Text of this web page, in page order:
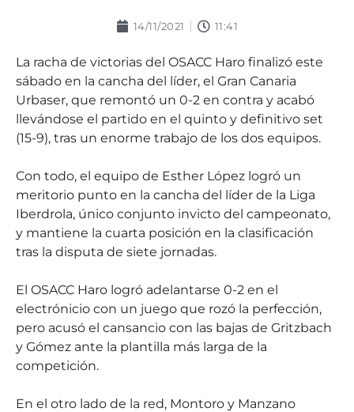
14/11/2021 11:41
La racha de victorias del OSACC Haro finalizó este
sábado en la cancha del líder, el Gran Canaria
Urbaser, que remontó un 0-2 en contra y acabó
llevándose el partido en el quinto y definitivo set
(15-9), tras un enorme trabajo de los dos equipos.
Con todo, el equipo de Esther López logró un
meritorio punto en la cancha del líder de la Liga
Iberdrola, único conjunto invicto del campeonato,
y mantiene la cuarta posición en la clasificación
tras la disputa de siete jornadas.
El OSACC Haro logró adelantarse 0-2 en el
electrónicio con un juego que rozó la perfección,
pero acusó el cansancio con las bajas de Gritzbach
y Gómez ante la plantilla más larga de la
competición.
En el otro lado de la red, Montoro y Manzano